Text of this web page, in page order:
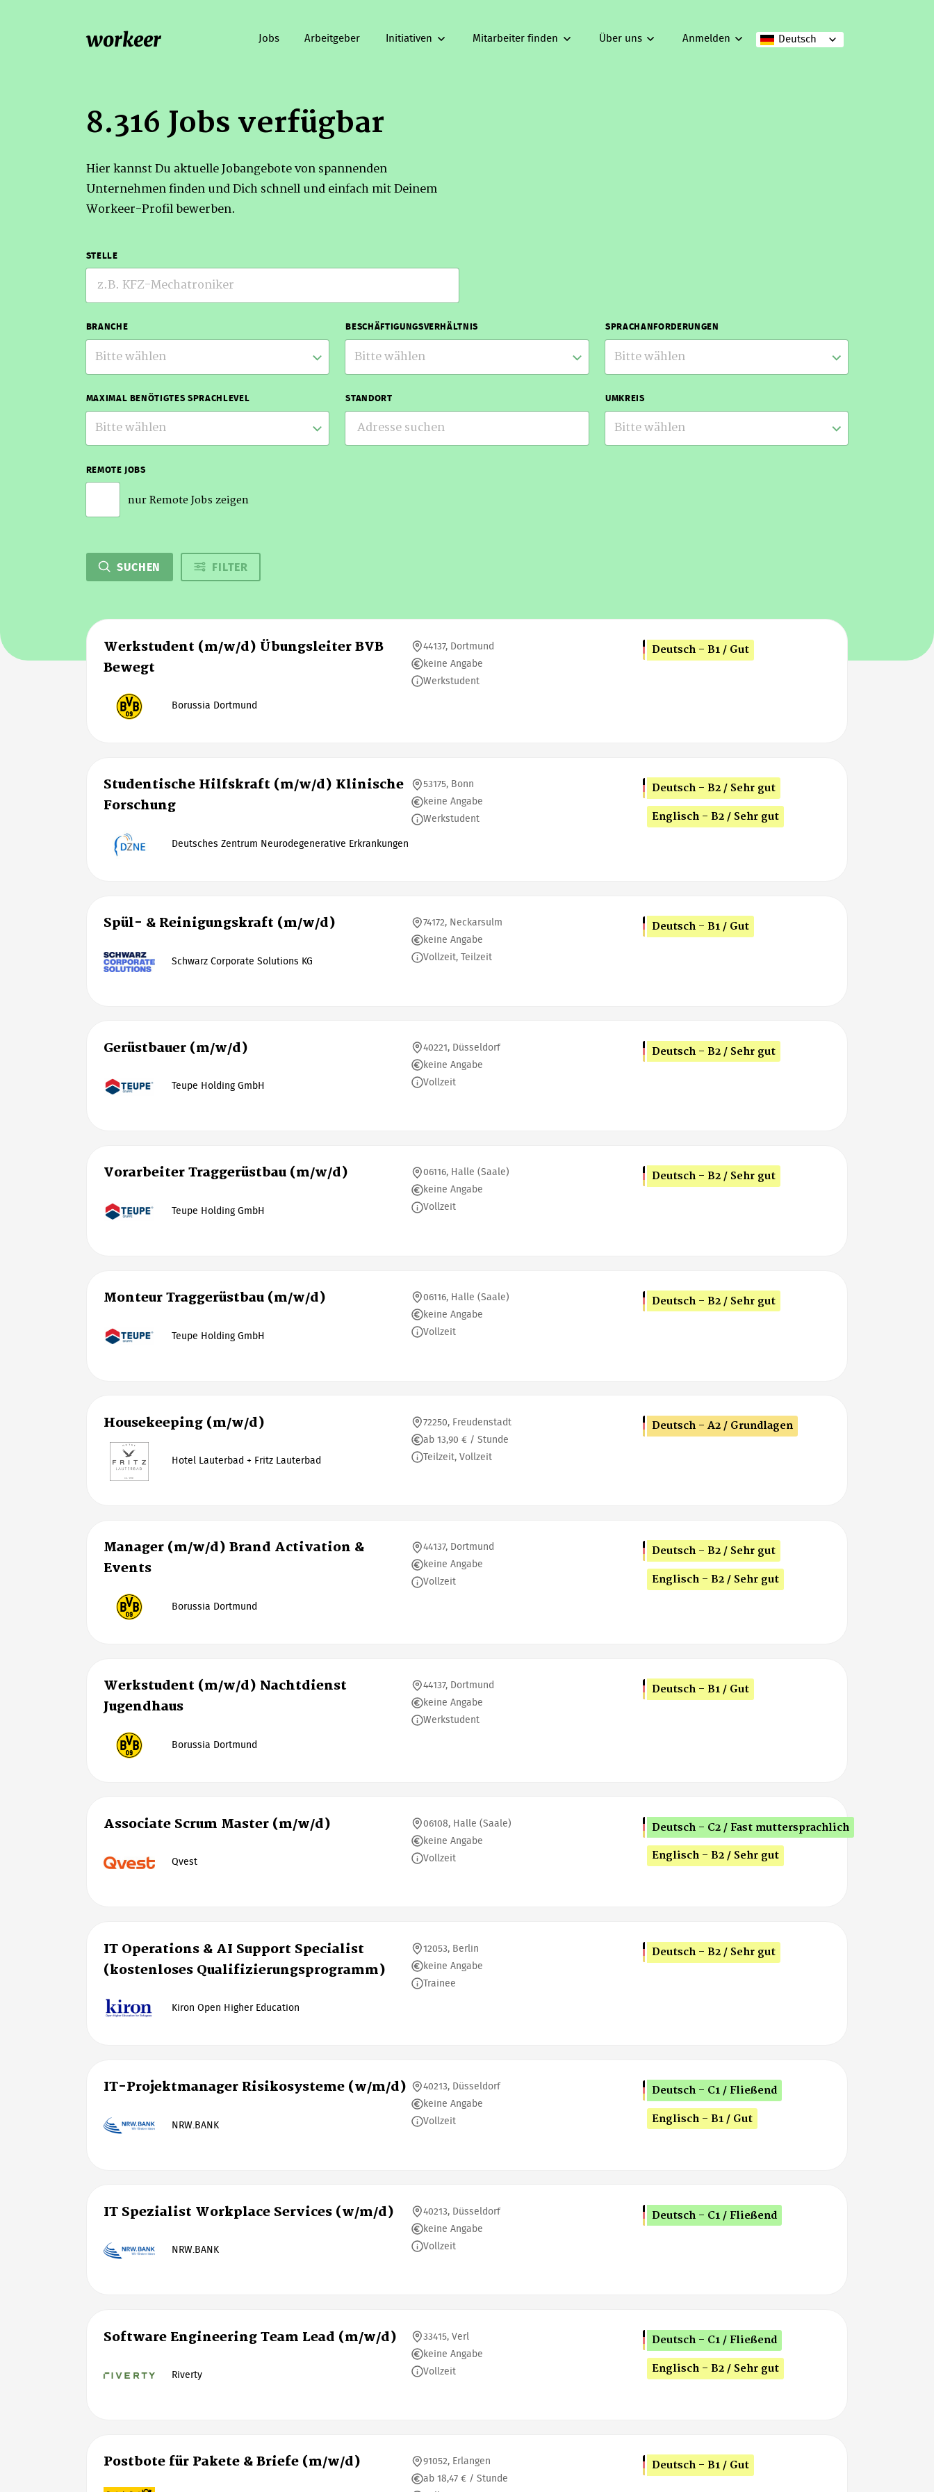
workeer Deutsch
Jobs Arbeitgeber Initiativen Mitarbeiter finden Über uns Anmelden
8.316 Jobs verfügbar
Hier kannst Du aktuelle Jobangebote von spannenden
Unternehmen finden und Dich schnell und einfach mit Deinem
Workeer-Profil bewerben.
STELLE
BRANCHE
Bitte wählen
BESCHÄFTIGUNGSVERHÄLTNIS
Bitte wählen
SPRACHANFORDERUNGEN
Bitte wählen
MAXIMAL BENÖTIGTES SPRACHLEVEL
Bitte wählen
STANDORT UMKREIS
Bitte wählen
REMOTE JOBS
nur Remote Jobs zeigen
SUCHEN FILTER
Werkstudent (m/w/d) Übungsleiter BVB
Bewegt
Borussia Dortmund
44137, Dortmund
keine Angabe
Werkstudent
Deutsch - B1 / Gut
Studentische Hilfskraft (m/w/d) Klinische
Forschung
Deutsches Zentrum Neurodegenerative Erkrankungen
53175, Bonn
keine Angabe
Werkstudent
Deutsch - B2 / Sehr gut
Englisch - B2 / Sehr gut
Spül- & Reinigungskraft (m/w/d)
Schwarz Corporate Solutions KG
74172, Neckarsulm
keine Angabe
Vollzeit, Teilzeit
Deutsch - B1 / Gut
Gerüstbauer (m/w/d)
Teupe Holding GmbH
40221, Düsseldorf
keine Angabe
Vollzeit
Deutsch - B2 / Sehr gut
Vorarbeiter Traggerüstbau (m/w/d)
Teupe Holding GmbH
06116, Halle (Saale)
keine Angabe
Vollzeit
Deutsch - B2 / Sehr gut
Monteur Traggerüstbau (m/w/d)
Teupe Holding GmbH
06116, Halle (Saale)
keine Angabe
Vollzeit
Deutsch - B2 / Sehr gut
Housekeeping (m/w/d)
Hotel Lauterbad + Fritz Lauterbad
72250, Freudenstadt
ab 13,90 € / Stunde
Teilzeit, Vollzeit
Deutsch - A2 / Grundlagen
Manager (m/w/d) Brand Activation &
Events
Borussia Dortmund
44137, Dortmund
keine Angabe
Vollzeit
Deutsch - B2 / Sehr gut
Englisch - B2 / Sehr gut
Werkstudent (m/w/d) Nachtdienst
Jugendhaus
Borussia Dortmund
44137, Dortmund
keine Angabe
Werkstudent
Deutsch - B1 / Gut
Associate Scrum Master (m/w/d)
Qvest
06108, Halle (Saale)
keine Angabe
Vollzeit
Deutsch - C2 / Fast muttersprachlich
Englisch - B2 / Sehr gut
IT Operations & AI Support Specialist
(kostenloses Qualifizierungsprogramm)
Kiron Open Higher Education
12053, Berlin
keine Angabe
Trainee
Deutsch - B2 / Sehr gut
IT-Projektmanager Risikosysteme (w/m/d)
NRW.BANK
40213, Düsseldorf
keine Angabe
Vollzeit
Deutsch - C1 / Fließend
Englisch - B1 / Gut
IT Spezialist Workplace Services (w/m/d)
NRW.BANK
40213, Düsseldorf
keine Angabe
Vollzeit
Deutsch - C1 / Fließend
Software Engineering Team Lead (m/w/d)
Riverty
33415, Verl
keine Angabe
Vollzeit
Deutsch - C1 / Fließend
Englisch - B2 / Sehr gut
Postbote für Pakete & Briefe (m/w/d)
91052, Erlangen
ab 18,47 € / Stunde
Deutsch - B1 / Gut